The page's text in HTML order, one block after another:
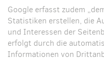
Google erfasst zudem
Statistiken erstellen, die
und Interessen der
erfolgt durch die
Informationen von